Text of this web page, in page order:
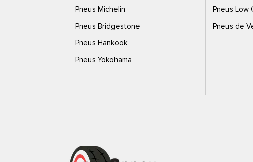
Pneus Michelin
Pneus Bridgestone
Pneus Hankook
Pneus Yokohama
Pneus Low
Pneus de